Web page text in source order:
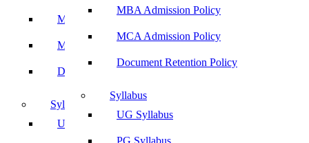
MBA Admission Policy
MCA Admission Policy
Document Retention Policy
Syllabus
UG Syllabus
PG Syllabus
MBA Admission Policy
MCA Admission Policy
Document Retention Policy
Syllabus
UG Syllabus